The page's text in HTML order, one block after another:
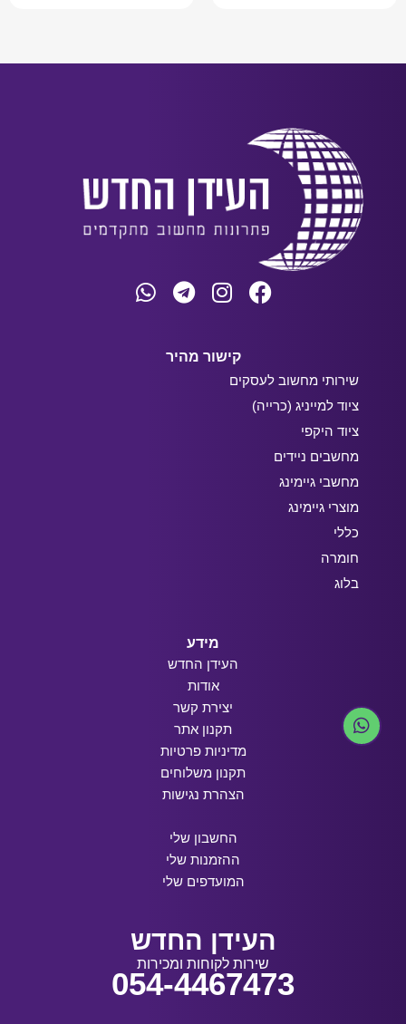
קישור מהיר
שירותי מחשוב לעסקים
ציוד למייניג (כרייה)
ציוד היקפי
מחשבים ניידים
מחשבי גיימינג
מוצרי גיימינג
כללי
חומרה
בלוג
מידע
העידן החדש
אודות
יצירת קשר
תקנון אתר
מדיניות פרטיות
תקנון משלוחים
הצהרת נגישות
החשבון שלי
ההזמנות שלי
המועדפים שלי
העידן החדש
שירות לקוחות ומכירות
054-4467473